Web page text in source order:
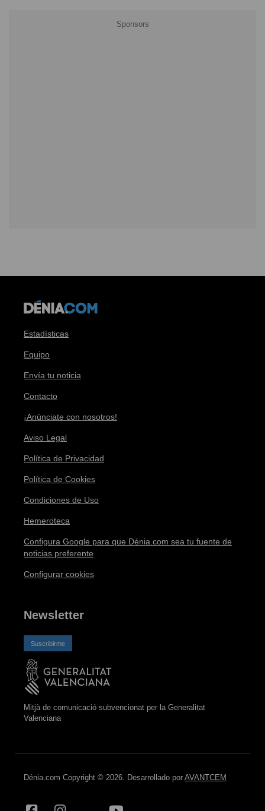
Estadísticas
Equipo
Envía tu noticia
Contacto
¡Anúnciate con nosotros!
Aviso Legal
Política de Privacidad
Política de Cookies
Condiciones de Uso
Hemeroteca
Configura Google para que Dénia.com sea tu fuente de
noticias preferente
Configurar cookies
Newsletter
Suscribirme
Mitjà de comunicació subvencionat per la Generalitat
Valenciana
Dénia.com Copyright © 2026. Desarrollado por AVANTCEM